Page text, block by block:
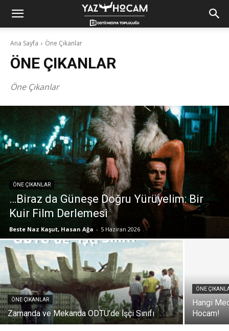
Yaz
Hocam!
Ana Sayfa Öne Çıkanlar
ÖNE ÇIKANLAR
Öne Çıkanlar
ÖNE ÇIKANLAR
…Biraz da Güneşe Doğru Yürüyelim: Bir
Kuir Film Derlemesi
Beste Naz Kaşut, Hasan Ağa - 5 Haziran 2026
ÖNE ÇIKANLAR
Zamanda ve Mekanda ODTÜ’de İşçi Sınıfı
ÖNE
Hangi
Hocam!